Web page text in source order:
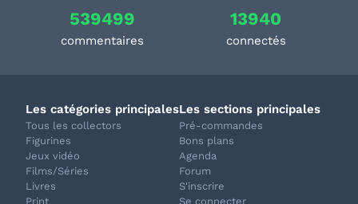
539499
commentaires
13940
connectés
Les catégories principales
Tous les collectors
Figurines
Jeux vidéo
Films/Séries
Livres
Print
Les sections principales
Pré-commandes
Bons plans
Agenda
Forum
S'inscrire
Se connecter